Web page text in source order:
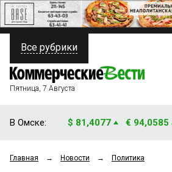
ПОЛИТИКА
ФИНАНСЫ
ОБЩЕСТВО
Все рубрики
Пятница, 7 Августа
В Омске: $ 81,4077 € 94,0585
Главная → Новости → Политика